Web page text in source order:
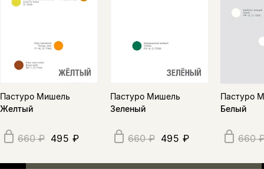
Пастуро Мишель
Желтый
660 ₽ 495 ₽
Пастуро Мишель
Зеленый
660 ₽ 495 ₽
Пастуро
Белый
660